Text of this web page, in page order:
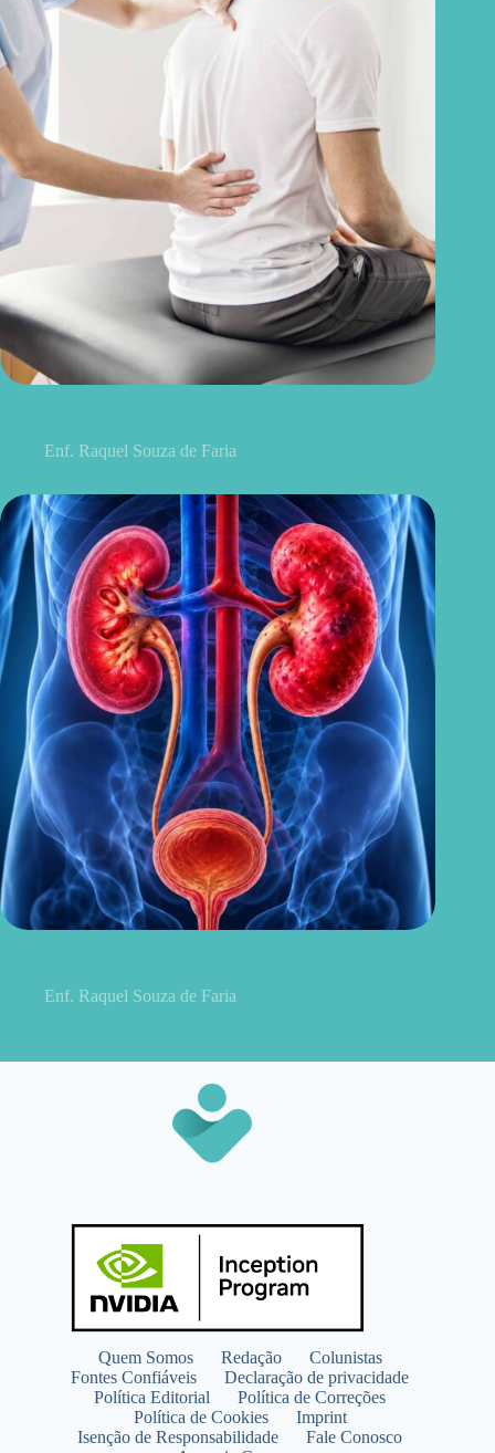
Enf. Raquel Souza de Faria
Enf. Raquel Souza de Faria
Quem Somos Redação
Colunistas
Fontes Confiáveis
Declaração de privacidade
Política Editorial
Política de Correções
Política de Cookies
Imprint
Isenção de Responsabilidade
Fale Conosco